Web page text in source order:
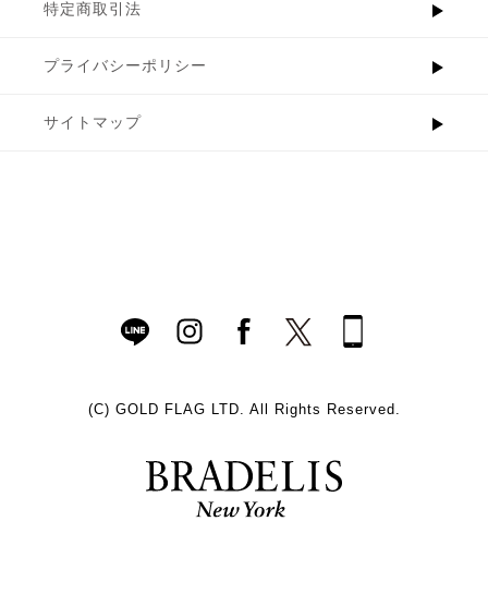
特定商取引法
プライバシーポリシー
サイトマップ
(C) GOLD FLAG LTD. All Rights Reserved.